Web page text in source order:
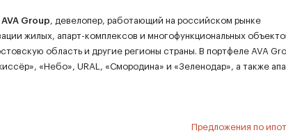
AVA Group, девелопер, работающий на российском рынке
жилых, апарт-комплексов и многофункциональных
область и другие регионы страны. В портфеле AVA
«Небо», URAL, «Смородина» и «Зеленодар», а также
Предложения по